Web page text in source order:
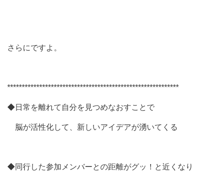
さらにですよ。
***********************************************************
◆日常を離れて自分を見つめなおすことで
脳が活性化して、新しいアイデアが湧いてくる
◆同行した参加メンバーとの距離がグッ！と近くなり